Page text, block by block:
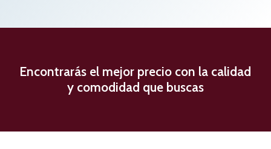
Encontrarás el mejor precio con la calidad
y comodidad que buscas